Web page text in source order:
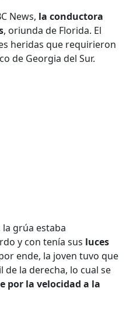
News, la conductora
, oriunda de Florida. El
heridas que requirieron
de Georgia del Sur.
la grúa estaba
y con tenía sus luces
ende, la joven tuvo que
la derecha, lo cual se
por la velocidad a la